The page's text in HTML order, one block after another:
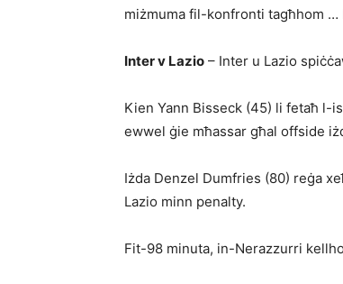
miżmuma fil-konfronti tagħ­hom …
Inter v Lazio – Inter u Lazio
Kien Yann Bisseck (45) li fetaħ l-
ewwel ġie mħassar għal offside
Iżda Denzel Dumfries (80) reġa
Lazio minn penalty.
Fit-98 minuta, in-Neraz­zurri